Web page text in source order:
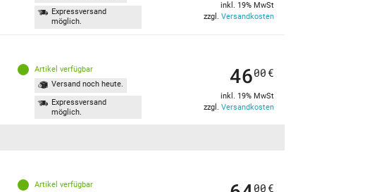
Expressversand
möglich.
inkl. 19% MwSt
zzgl. Versandkosten
Artikel verfügbar
Versand noch heute.
Expressversand
möglich.
4600 €
inkl. 19% MwSt
zzgl. Versandkosten
Artikel verfügbar 00 €